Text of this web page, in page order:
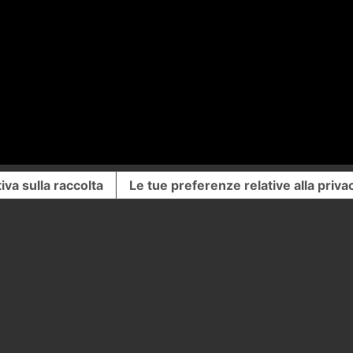
sulla raccolta Le tue preferenze relative alla